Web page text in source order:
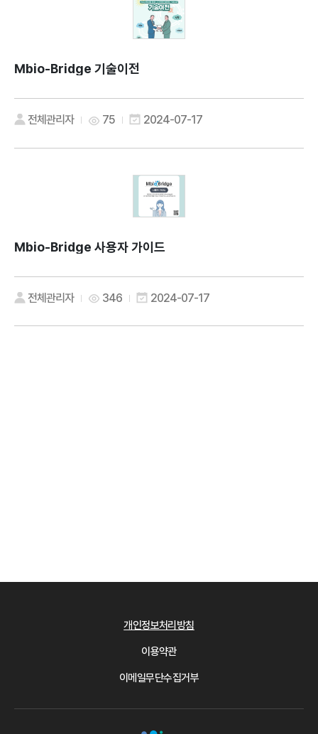
Mbio-Bridge 기술이전
전체관리자 75 2024-07-17
Mbio-Bridge 사용자 가이드
전체관리자 346 2024-07-17
개인정보처리방침
이용약관
이메일무단수집거부